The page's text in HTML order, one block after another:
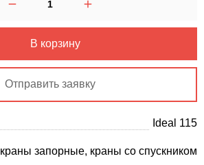
В корзину
Отправить заявку
Ideal 115
краны запорные, краны со спускником